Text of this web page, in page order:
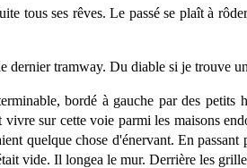
tous ses rêves. Le passé se plaît à
tramway. Du diable si je trouve
bordé à gauche par des
sur cette voie parmi les maisons
quelque chose d'énervant. En
vide. Il longea le mur. Derrière les